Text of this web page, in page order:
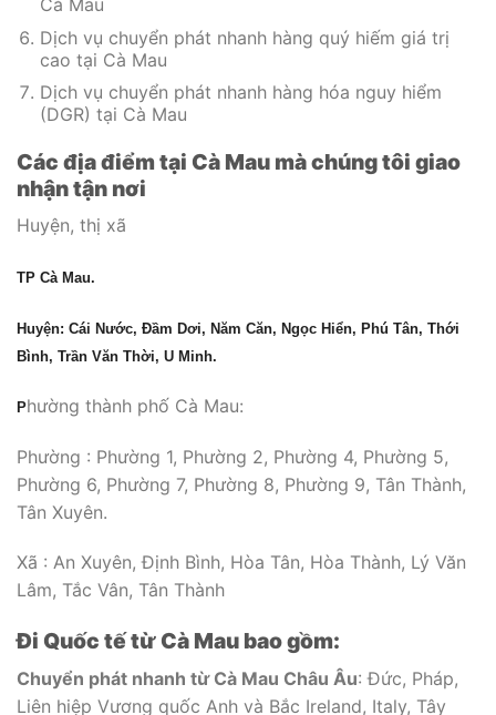
Dịch vụ chuyển phát nhanh hàng quý hiếm giá trị
cao tại Cà Mau
Dịch vụ chuyển phát nhanh hàng hóa nguy hiểm
(DGR) tại Cà Mau
Các địa điểm tại Cà Mau mà chúng tôi giao
nhận tận nơi
Huyện, thị xã
TP Cà Mau.
Huyện: Cái Nước, Đầm Dơi, Năm Căn, Ngọc Hiển, Phú Tân, Thới
Bình, Trần Văn Thời, U Minh.
Phường thành phố Cà Mau:
Phường : Phường 1, Phường 2, Phường 4, Phường 5,
Phường 6, Phường 7, Phường 8, Phường 9, Tân Thành,
Tân Xuyên.
Xã : An Xuyên, Định Bình, Hòa Tân, Hòa Thành, Lý Văn
Lâm, Tắc Vân, Tân Thành
Đi Quốc tế từ Cà Mau bao gồm:
Chuyển phát nhanh từ Cà Mau Châu Âu: Đức, Pháp,
Liên hiệp Vương quốc Anh và Bắc Ireland, Italy, Tây